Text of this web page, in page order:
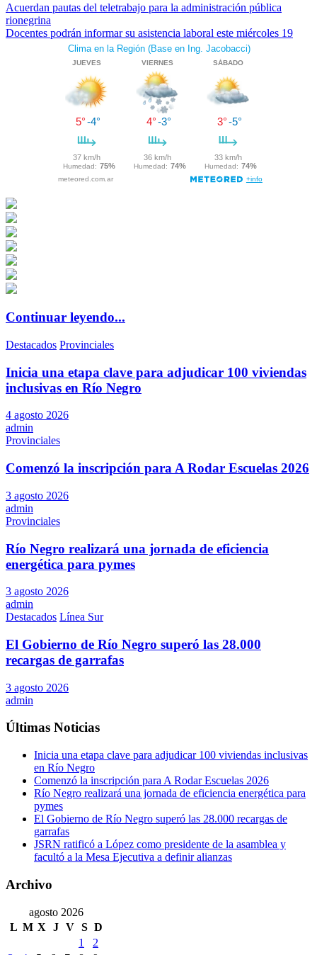
Acuerdan pautas del teletrabajo para la administración pública
rionegrina
Docentes podrán informar su asistencia laboral este miércoles 19
Continuar leyendo...
Destacados Provinciales
Inicia una etapa clave para adjudicar 100 viviendas
inclusivas en Río Negro
4 agosto 2026
admin
Provinciales
Comenzó la inscripción para A Rodar Escuelas 2026
3 agosto 2026
admin
Provinciales
Río Negro realizará una jornada de eficiencia
energética para pymes
3 agosto 2026
admin
Destacados Línea Sur
El Gobierno de Río Negro superó las 28.000
recargas de garrafas
3 agosto 2026
admin
Últimas Noticias
Inicia una etapa clave para adjudicar 100 viviendas inclusivas
en Río Negro
Comenzó la inscripción para A Rodar Escuelas 2026
Río Negro realizará una jornada de eficiencia energética para
pymes
El Gobierno de Río Negro superó las 28.000 recargas de
garrafas
JSRN ratificó a López como presidente de la asamblea y
facultó a la Mesa Ejecutiva a definir alianzas
Archivo
agosto 2026
L M X J V S D
1
2